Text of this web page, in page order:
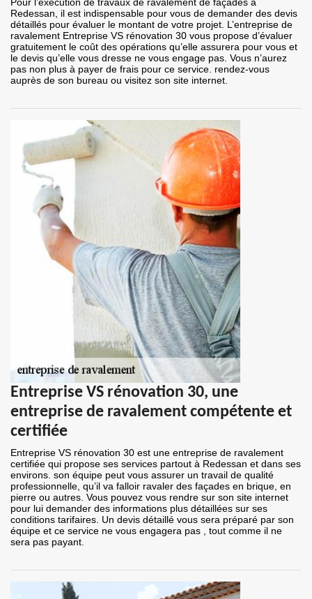
Pour l’exécution de travaux de ravalement de façades à
Redessan, il est indispensable pour vous de demander des devis
détaillés pour évaluer le montant de votre projet. L’entreprise de
ravalement Entreprise VS rénovation 30 vous propose d’évaluer
gratuitement le coût des opérations qu’elle assurera pour vous et
le devis qu’elle vous dresse ne vous engage pas. Vous n’aurez
pas non plus à payer de frais pour ce service. rendez-vous
auprès de son bureau ou visitez son site internet.
Entreprise VS rénovation 30, une
entreprise de ravalement compétente et
certifiée
Entreprise VS rénovation 30 est une entreprise de ravalement
certifiée qui propose ses services partout à Redessan et dans ses
environs. son équipe peut vous assurer un travail de qualité
professionnelle, qu’il va falloir ravaler des façades en brique, en
pierre ou autres. Vous pouvez vous rendre sur son site internet
pour lui demander des informations plus détaillées sur ses
conditions tarifaires. Un devis détaillé vous sera préparé par son
équipe et ce service ne vous engagera pas , tout comme il ne
sera pas payant.